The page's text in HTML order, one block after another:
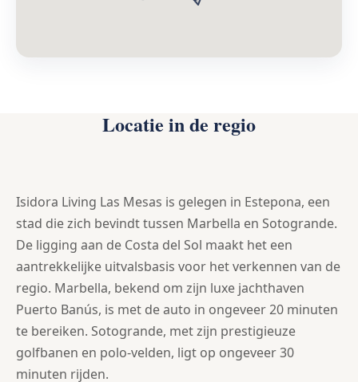
Locatie in de regio
Isidora Living Las Mesas is gelegen in Estepona, een
stad die zich bevindt tussen Marbella en Sotogrande.
De ligging aan de Costa del Sol maakt het een
aantrekkelijke uitvalsbasis voor het verkennen van de
regio. Marbella, bekend om zijn luxe jachthaven
Puerto Banús, is met de auto in ongeveer 20 minuten
te bereiken. Sotogrande, met zijn prestigieuze
golfbanen en polo-velden, ligt op ongeveer 30
minuten rijden.